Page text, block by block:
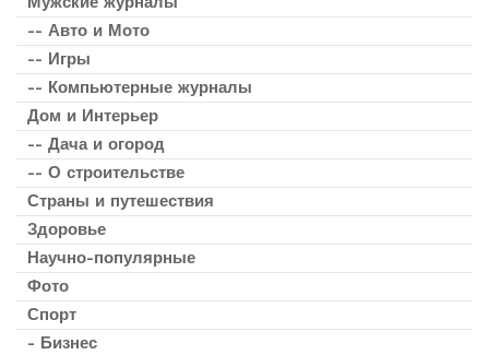
-- Авто и Мото
-- Игры
-- Компьютерные журналы
Дом и Интерьер
-- Дача и огород
-- О строительстве
Страны и путешествия
Здоровье
Научно-популярные
Фото
Спорт
- Бизнес